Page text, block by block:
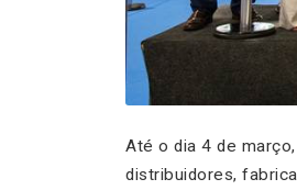
Até o dia 4 de
distribuidores,